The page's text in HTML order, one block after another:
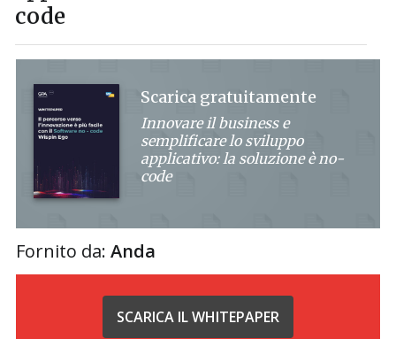
code
Scarica gratuitamente
Innovare il business e
semplificare lo sviluppo
applicativo: la soluzione è no-
code
Fornito da:Anda
SCARICA IL WHITEPAPER